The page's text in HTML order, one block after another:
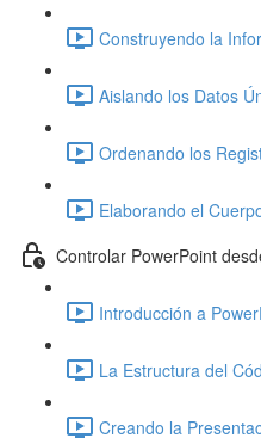
Construyendo la
Aislando los Datos
Ordenando los
Elaborando el
Controlar PowerPoint
Introducción a
La Estructura del
Creando la